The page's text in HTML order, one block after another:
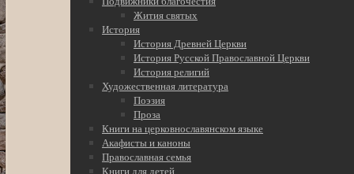
Жития святых
История
История Древней Церкви
История Русской Православной Церкви
История религий
Художественная литература
Поэзия
Проза
Книги на церковнославянском языке
Акафисты и каноны
Православная семья
Книги для детей